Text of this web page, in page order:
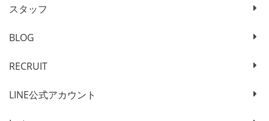
スタッフ
BLOG
RECRUIT
LINE公式アカウント